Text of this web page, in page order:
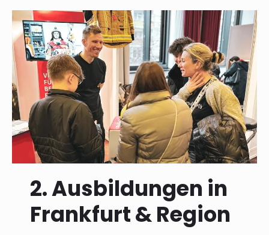
2. Ausbildungen in
Frankfurt & Region